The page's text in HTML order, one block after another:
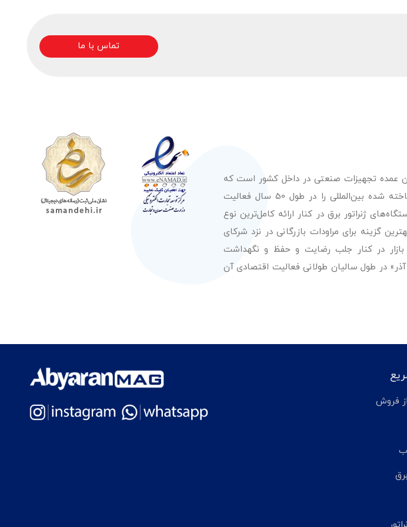
تماس با ما
عمده تجهیزات صنعتی در داخل کشور است که
عرضه با کیفیت‌ترین محصولات از معتبرترین برندهای شناخته شده بین‌المللی را در طول 50 سال فعالیت
ژنراتور برق در کنار ارائه کامل‌ترین نوع
گزینه برای مراودات بازرگانی در نزد شرکای
بازار در کنار جلب رضایت و حفظ و نگهداشت
در طول سالیان طولانی فعالیت اقتصادی آن
فروش